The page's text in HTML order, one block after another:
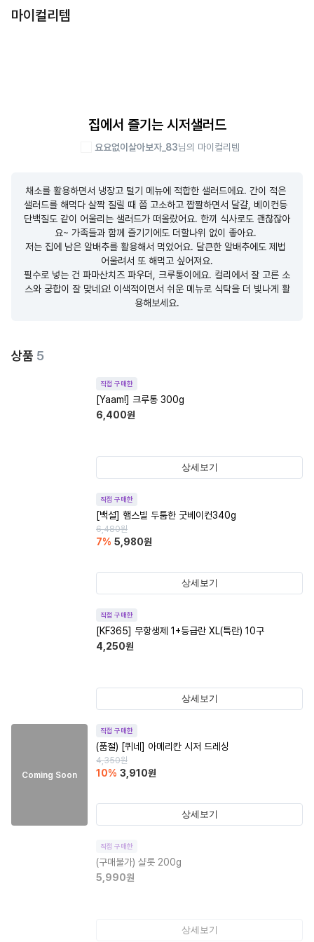
마이컬리템
집에서 즐기는 시저샐러드
요요없이살아보자_83님의 마이컬리템
채소를 활용하면서 냉장고 털기 메뉴에 적합한 샐러드에요. 간이 적은
샐러드를 해먹다 살짝 질릴 때 쯤 고소하고 짭짤하면서 달걀, 베이컨등
단백질도 같이 어울리는 샐러드가 떠올랐어요. 한끼 식사로도 괜찮잖아
요~ 가족들과 함께 즐기기에도 더할나위 없이 좋아요.
저는 집에 남은 알배추를 활용해서 먹었어요. 달큰한 알배추에도 제법
어울려서 또 해먹고 싶어져요.
필수로 넣는 건 파마산치즈 파우더, 크루통이에요. 컬리에서 잘 고른 소
스와 궁합이 잘 맞네요! 이색적이면서 쉬운 메뉴로 식탁을 더 빛나게 활
용해보세요.
상품 5
직접 구매한
[Yaam!] 크루통 300g
6,400원
상세보기
직접 구매한
[백설] 햄스빌 두툼한 굿베이컨340g
6,480원
7% 5,980원
상세보기
직접 구매한
[KF365] 무항생제 1+등급란 XL(특란) 10구
4,250원
상세보기
Coming Soon
직접 구매한
(품절) [퀴네] 아메리칸 시저 드레싱
4,350원
10% 3,910원
상세보기
직접 구매한
(구매불가) 샬롯 200g
5,990원
상세보기